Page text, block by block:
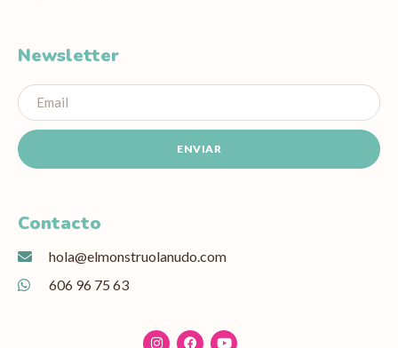
Newsletter
ENVIAR
Contacto
hola@elmonstruolanudo.com
606 96 75 63